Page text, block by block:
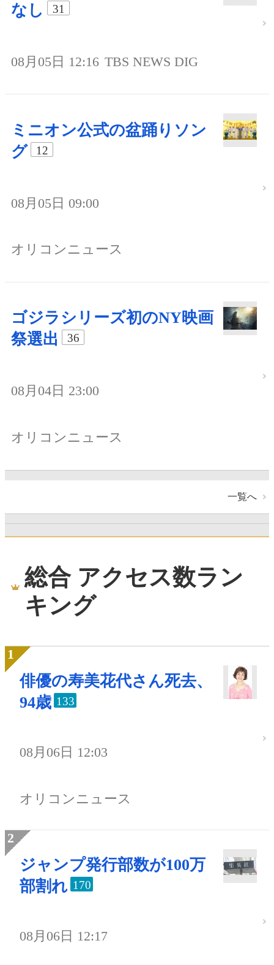
なし
31
08月05日 12:16 TBS NEWS DIG
ミニオン公式の盆踊りソン
グ
12
08月05日 09:00
オリコンニュース
ゴジラシリーズ初のNY映画
祭選出
36
08月04日 23:00
オリコンニュース
一覧へ
総合 アクセス数ラン
キング
俳優の寿美花代さん死去、
94歳 133
08月06日 12:03
オリコンニュース
ジャンプ発行部数が100万
部割れ 170
08月06日 12:17